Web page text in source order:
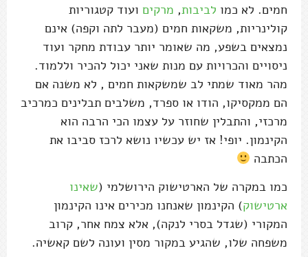
חמים. לא כמו לביבות, מרקים ועוד קטגוריות
קולינריות, משקאות חמים (מעבר לתה וקפה) אינם
נמצאים בשפע, מה שאומר יותר עבודת מחקר ועוד
ניסויים והכרויות עם מנות שאני יכול להכיר וללמוד.
מהר מאוד שמתי לב שמשקאות חמים , לא משנה אם
הם ממקסיקו, הודו או ספרד, משלבים תבלינים כמרכיב
מרכזי, והתבלין שחוזר על עצמו הכי הרבה הוא
הקינמון. יופי! אז יש עכשיו נושא לרכז סביבו את
הכתבה
כמו במקרה של הארטישוק הירושלמי (שאינו
ארטישוק) הקינמון שאנחנו מכירים אינו הקינמון
המקורי (שגדל בסרי לנקה), אלא צמח אחר, קרוב
משפחה שלו, שהגיע במקור מסין ועונה לשם קאשיה.